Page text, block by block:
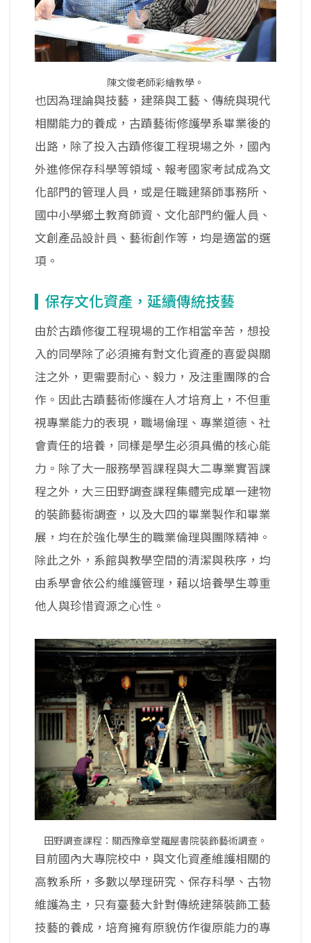
陳文俊老師彩繪教學。
也因為理論與技藝，建築與工藝、傳統與現代
相關能力的養成，古蹟藝術修護學系畢業後的
出路，除了投入古蹟修復工程現場之外，國內
外進修保存科學等領域、報考國家考試成為文
化部門的管理人員，或是任職建築師事務所、
國中小學鄉土教育師資、文化部門約僱人員、
文創產品設計員、藝術創作等，均是適當的選
項。
保存文化資產，延續傳統技藝
由於古蹟修復工程現場的工作相當辛苦，想投
入的同學除了必須擁有對文化資產的喜愛與關
注之外，更需要耐心、毅力，及注重團隊的合
作。因此古蹟藝術修護在人才培育上，不但重
視專業能力的表現，職場倫理、專業道德、社
會責任的培養，同樣是學生必須具備的核心能
力。除了大一服務學習課程與大二專業實習課
程之外，大三田野調查課程集體完成單一建物
的裝飾藝術調查，以及大四的畢業製作和畢業
展，均在於強化學生的職業倫理與團隊精神。
除此之外，系館與教學空間的清潔與秩序，均
由系學會依公約維護管理，藉以培養學生尊重
他人與珍惜資源之心性。
田野調查課程：關西豫章堂羅屋書院裝飾藝術調查。
目前國內大專院校中，與文化資產維護相關的
高教系所，多數以學理研究、保存科學、古物
維護為主，只有臺藝大針對傳統建築裝飾工藝
技藝的養成，培育擁有原貌仿作復原能力的專